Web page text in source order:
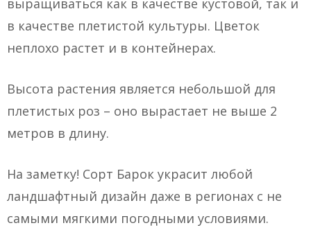
выращиваться как в качестве кустовой, так и
в качестве плетистой культуры. Цветок
неплохо растет и в контейнерах.
Высота растения является небольшой для
плетистых роз – оно вырастает не выше 2
метров в длину.
На заметку! Сорт Барок украсит любой
ландшафтный дизайн даже в регионах с не
самыми мягкими погодными условиями.